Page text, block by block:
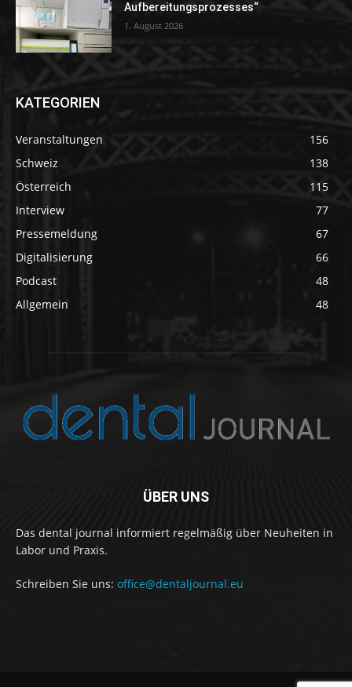
Aufbereitungsprozesses“
1. August 2026
KATEGORIEN
Veranstaltungen
156
Schweiz
138
Österreich
115
Interview
77
Pressemeldung
67
Digitalisierung
66
Podcast
48
Allgemein
48
ÜBER UNS
Das dental journal informiert regelmäßig über Neuheiten in
Labor und Praxis.
Schreiben Sie uns: office@dentaljournal.eu